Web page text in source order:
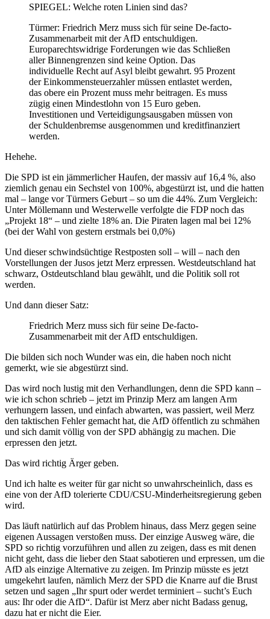
SPIEGEL: Welche roten Linien sind das?
Türmer: Friedrich Merz muss sich für seine De-facto-
Zusammenarbeit mit der AfD entschuldigen.
Europarechtswidrige Forderungen wie das Schließen
aller Binnengrenzen sind keine Option. Das
individuelle Recht auf Asyl bleibt gewahrt. 95 Prozent
der Einkommensteuerzahler müssen entlastet werden,
das obere ein Prozent muss mehr beitragen. Es muss
zügig einen Mindestlohn von 15 Euro geben.
Investitionen und Verteidigungsausgaben müssen von
der Schuldenbremse ausgenommen und kreditfinanziert
werden.
Hehehe.
Die SPD ist ein jämmerlicher Haufen, der massiv auf 16,4 %, also
ziemlich genau ein Sechstel von 100%, abgestürzt ist, und die hatten
mal – lange vor Türmers Geburt – so um die 44%. Zum Vergleich:
Unter Möllemann und Westerwelle verfolgte die FDP noch das
„Projekt 18“ – und zielte 18% an. Die Piraten lagen mal bei 12%
(bei der Wahl von gestern erstmals bei 0,0%)
Und dieser schwindsüchtige Restposten soll – will – nach den
Vorstellungen der Jusos jetzt Merz erpressen. Westdeutschland hat
schwarz, Ostdeutschland blau gewählt, und die Politik soll rot
werden.
Und dann dieser Satz:
Friedrich Merz muss sich für seine De-facto-
Zusammenarbeit mit der AfD entschuldigen.
Die bilden sich noch Wunder was ein, die haben noch nicht
gemerkt, wie sie abgestürzt sind.
Das wird noch lustig mit den Verhandlungen, denn die SPD kann –
wie ich schon schrieb – jetzt im Prinzip Merz am langen Arm
verhungern lassen, und einfach abwarten, was passiert, weil Merz
den taktischen Fehler gemacht hat, die AfD öffentlich zu schmähen
und sich damit völlig von der SPD abhängig zu machen. Die
erpressen den jetzt.
Das wird richtig Ärger geben.
Und ich halte es weiter für gar nicht so unwahrscheinlich, dass es
eine von der AfD tolerierte CDU/CSU-Minderheitsregierung geben
wird.
Das läuft natürlich auf das Problem hinaus, dass Merz gegen seine
eigenen Aussagen verstoßen muss. Der einzige Ausweg wäre, die
SPD so richtig vorzuführen und allen zu zeigen, dass es mit denen
nicht geht, dass die lieber den Staat sabotieren und erpressen, um die
AfD als einzige Alternative zu zeigen. Im Prinzip müsste es jetzt
umgekehrt laufen, nämlich Merz der SPD die Knarre auf die Brust
setzen und sagen „Ihr spurt oder werdet terminiert – sucht’s Euch
aus: Ihr oder die AfD“. Dafür ist Merz aber nicht Badass genug,
dazu hat er nicht die Eier.